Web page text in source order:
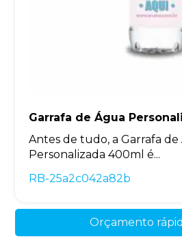
Garrafa de Água
Antes de tudo, a Garrafa de
Personalizada 400ml é...
RB-25a2c042a82b
Orçamento